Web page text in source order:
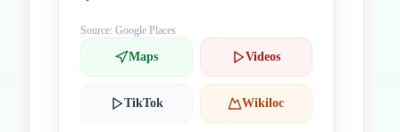
Source: Google Places
Maps Videos
TikTok Wikiloc